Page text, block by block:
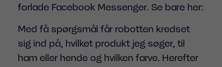
forlade Facebook Messenger. Se bare her:
Med få spørgsmål får robotten kredset
sig ind på, hvilket produkt jeg søger, til
ham eller hende og hvilken farve. Herefter